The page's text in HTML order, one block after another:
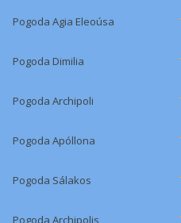
Pogoda Agia Eleoúsa
Pogoda Dimilia
Pogoda Archipoli
Pogoda Apóllona
Pogoda Sálakos
Pogoda Archipolis